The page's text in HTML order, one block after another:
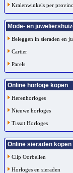
Kralenwinkels per
Mode- en
Beleggen in sieraden en
Cartier
Parels
Online horloge kopen
Herenhorloges
Nieuwe horloges
Tissot Horloges
Online sieraden kopen
Clip Oorbellen
Horloges en sieraden